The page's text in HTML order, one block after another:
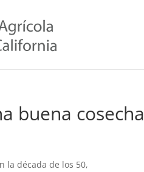
buena cosecha
la década de los 50,